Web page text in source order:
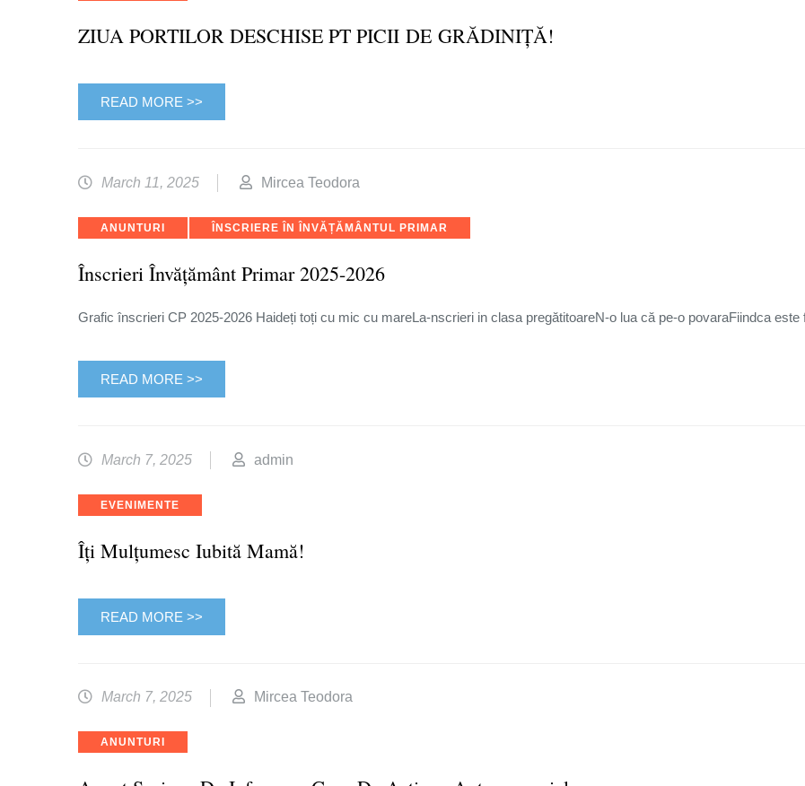
ZIUA PORTILOR DESCHISE PT PICII DE GRĂDINIȚĂ!
READ MORE >>
March 11, 2025 Mircea Teodora
Categories
ANUNTURI ÎNSCRIERE ÎN ÎNVĂȚĂMÂNTUL PRIMAR
Înscrieri Învățământ Primar 2025-2026
Grafic înscrieri CP 2025-2026 Haideți toți cu mic cu mareLa-nscrieri in clasa pregătitoareN-o lua că pe-o povaraFiindca
READ MORE >>
March 7, 2025 admin
Categories
EVENIMENTE
Îți Mulțumesc Iubită Mamă!
READ MORE >>
March 7, 2025 Mircea Teodora
Categories
ANUNTURI